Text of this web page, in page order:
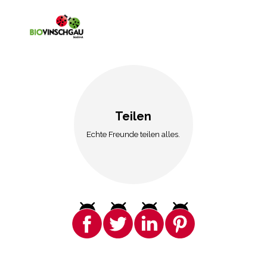
Teilen
Echte Freunde teilen alles.